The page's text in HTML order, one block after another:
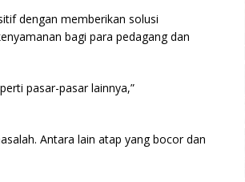
dengan memberikan solusi
bagi para pedagang dan
pasar-pasar lainnya,”
Antara lain atap yang bocor dan